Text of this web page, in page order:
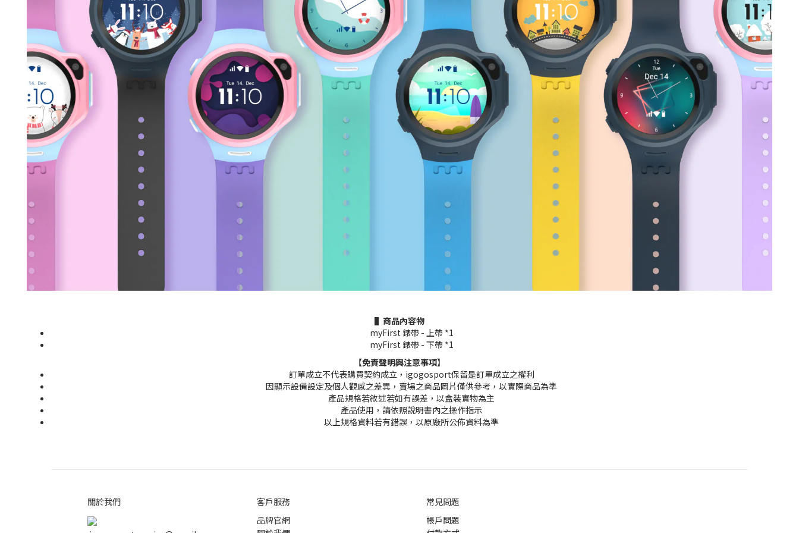
▌商品內容物
myFirst 錶帶 - 上帶 *1
myFirst 錶帶 - 下帶 *1
【免責聲明與注意事項】
訂單成立不代表購買契約成立，igogosport保留是訂單成立之權利
因顯示設備設定及個人觀感之差異，賣場之商品圖片僅供參考，以實際商品為準
產品規格若敘述若如有誤差，以盒裝實物為主
產品使用，請依照說明書內之操作指示
以上規格資料若有錯誤，以原廠所公佈資料為準
關於我們
客戶服務
品牌官網
常見問題
帳戶問題